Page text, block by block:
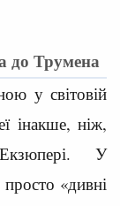
до Трумена
у світовій
інакше, ніж,
У
«дивні